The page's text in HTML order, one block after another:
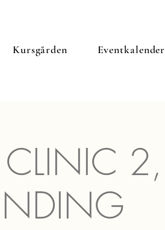
Kursgården Eventkalender
CLINIC 2,